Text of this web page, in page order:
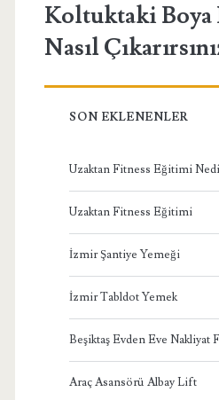
Koltuktaki Boya
Nasıl
SON EKLENENLER
Uzaktan Fitness Eğitimi
Uzaktan Fitness Eğitimi
İzmir Şantiye Yemeği
İzmir Tabldot Yemek
Beşiktaş Evden Eve Nakliyat
Araç Asansörü Albay Lift